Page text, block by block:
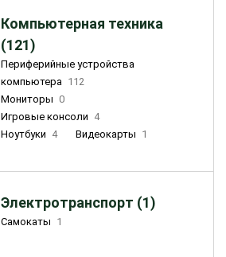
Компьютерная техника
(121)
Периферийные устройства
компьютера 112
Мониторы 0
Игровые консоли 4
Ноутбуки 4 Видеокарты 1
Электротранспорт (1)
Самокаты 1